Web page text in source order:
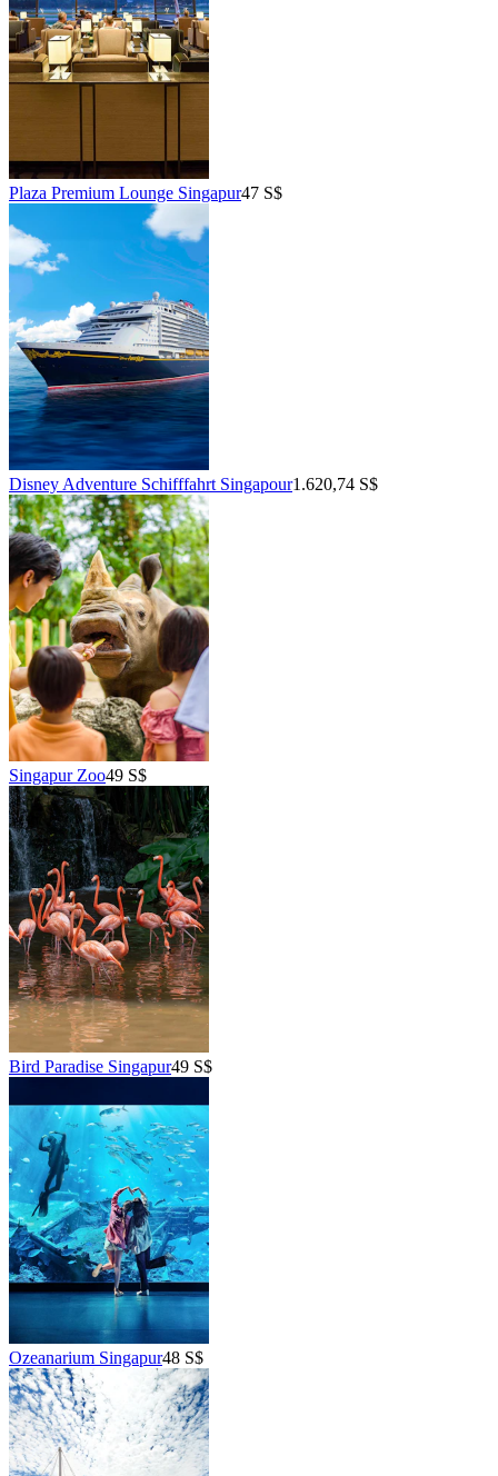
Plaza Premium Lounge Singapur47 S$
Disney Adventure Schifffahrt Singapour1.620,74 S$
Singapur Zoo49 S$
Bird Paradise Singapur49 S$
Ozeanarium Singapur48 S$